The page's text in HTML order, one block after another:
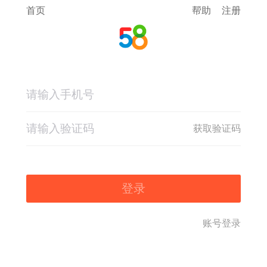
首页 帮助 注册
获取验证码
登录
账号登录